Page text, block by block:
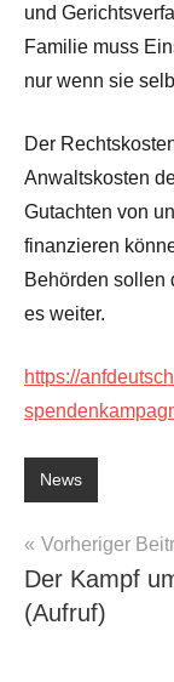
und
Familie muss
nur wenn sie
Der
Anwaltskosten
Gutachten von
finanzieren
Behörden sollen
es weiter.
https://
News
Vorheriger
Der Kampf
(Aufruf)